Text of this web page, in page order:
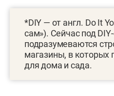
*DIY — от англ. Do It
сам»). Сейчас под
подразумеваются
магазины, в которых
для дома и сада.